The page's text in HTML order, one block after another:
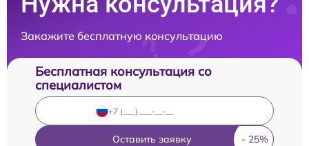
Закажите бесплатную консультацию
Бесплатная консультация со
специалистом
Оставить заявку